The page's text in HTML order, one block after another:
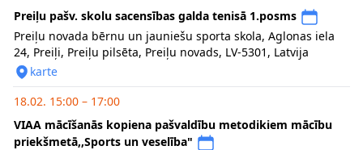
Preiļu pašv. skolu sacensības galda tenisā 1.posms
Preiļu novada bērnu un jauniešu sporta skola, Aglonas iela
24, Preiļi, Preiļu pilsēta, Preiļu novads, LV-5301, Latvija
karte
18.02. 15:00 – 17:00
VIAA mācīšanās kopiena pašvaldību metodikiem mācību
priekšmetā,,Sports un veselība"